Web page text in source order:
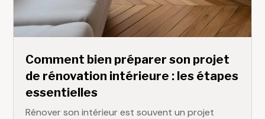
Comment bien préparer son projet
de rénovation intérieure : les étapes
essentielles
Rénover son intérieur est souvent un projet